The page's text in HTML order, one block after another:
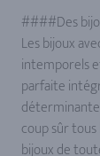
####Des
Les bijoux
intemporels
parfaite
coup sûr
bijoux de